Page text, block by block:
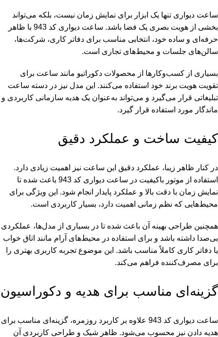
ساعت دیواری تنها یک ابزار برای نمایش زمان نیست، بلکه می‌تواند
بخشی از هویت بصری یک فضا باشد. ساعت دیواری کد 943 با ظاهر
حرفه‌ای و ساده خود، انتخابی مناسب برای دفاتر کاری، شرکت‌ها،
سالن‌های جلسات و محیط‌های تجاری است.
بسیاری از کسب‌وکارها از محصولات دکوراتیو مانند ساعت برای
تقویت هویت برند خود استفاده می‌کنند. این مدل نیز در دسته ساعت
تبلیغاتی قرار می‌گیرد و می‌تواند به‌عنوان یک هدیه سازمانی کاربردی و
ماندگار مورد استفاده قرار گیرد.
کیفیت ساخت و عملکرد دقیق
در کنار ظاهر زیبا، عملکرد دقیق این ساعت نیز اهمیت زیادی دارد.
استفاده از موتور باکیفیت در ساعت دیواری کد 943 باعث شده تا
نمایش زمان با دقت بالا و عملکرد پایدار انجام شود. این ویژگی برای
محیط‌هایی که نظم زمانی اهمیت دارد، بسیار کاربردی است.
همچنین طراحی بهینه آن باعث شده تا در بسیاری از مدل‌ها، عملکردی
بی‌صدا داشته باشد و برای استفاده در محیط‌های آرام مانند اتاق خواب
یا دفاتر کاری کاملاً مناسب باشد. این موضوع تجربه کاربری بهتری را
برای مصرف‌کننده فراهم می‌کند.
گزینه‌ای مناسب برای هدیه و دکوراسیون
ساعت دیواری کد 943 علاوه بر کاربرد روزمره، گزینه‌ای مناسب برای
هدیه دادن نیز محسوب می‌شود. ظاهر شیک و طراحی کاربردی آن